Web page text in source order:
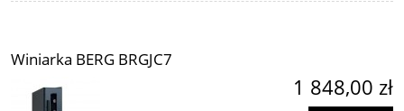
Winiarka BERG BRGJC7
1 848,00 zł